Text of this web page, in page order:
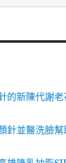
的新陳代謝
針並醫洗臉